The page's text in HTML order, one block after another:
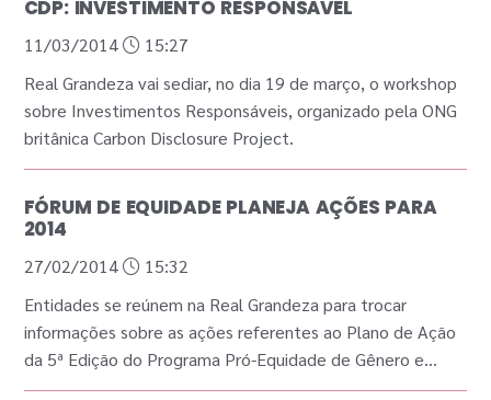
CDP: INVESTIMENTO RESPONSÁVEL
11/03/2014
15:27
Real Grandeza vai sediar, no dia 19 de março, o workshop
sobre Investimentos Responsáveis, organizado pela ONG
britânica Carbon Disclosure Project.
FÓRUM DE EQUIDADE PLANEJA AÇÕES PARA
2014
27/02/2014
15:32
Entidades se reúnem na Real Grandeza para trocar
informações sobre as ações referentes ao Plano de Ação
da 5ª Edição do Programa Pró-Equidade de Gênero e
Raça.